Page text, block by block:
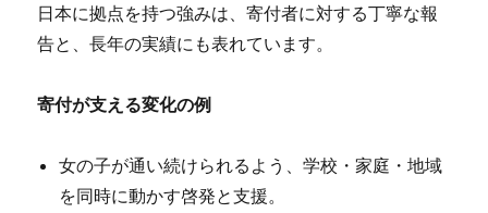
日本に拠点を持つ強みは、寄付者に対する丁寧な報
告と、長年の実績にも表れています。
寄付が支える変化の例
女の子が通い続けられるよう、学校・家庭・地域
を同時に動かす啓発と支援。